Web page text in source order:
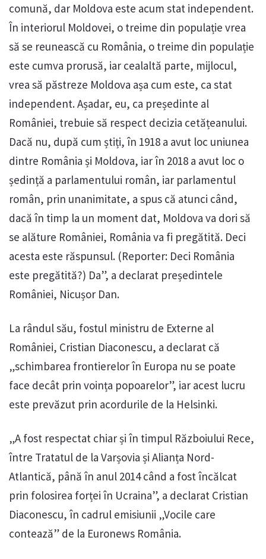
comună, dar Moldova este acum stat independent.
În interiorul Moldovei, o treime din populație vrea
să se reunească cu România, o treime din populație
este cumva prorusă, iar cealaltă parte, mijlocul,
vrea să păstreze Moldova așa cum este, ca stat
independent. Așadar, eu, ca președinte al
României, trebuie să respect decizia cetățeanului.
Dacă nu, după cum știți, în 1918 a avut loc uniunea
dintre România și Moldova, iar în 2018 a avut loc o
ședință a parlamentului român, iar parlamentul
român, prin unanimitate, a spus că atunci când,
dacă în timp la un moment dat, Moldova va dori să
se alăture României, România va fi pregătită. Deci
acesta este răspunsul. (Reporter: Deci România
este pregătită?) Da”, a declarat președintele
României, Nicușor Dan.
La rândul său, fostul ministru de Externe al
României, Cristian Diaconescu, a declarat că
„schimbarea frontierelor în Europa nu se poate
face decât prin voința popoarelor”, iar acest lucru
este prevăzut prin acordurile de la Helsinki.
„A fost respectat chiar și în timpul Războiului Rece,
între Tratatul de la Varșovia și Alianța Nord-
Atlantică, până în anul 2014 când a fost încălcat
prin folosirea forței în Ucraina”, a declarat Cristian
Diaconescu, în cadrul emisiunii „Vocile care
contează” de la Euronews România.